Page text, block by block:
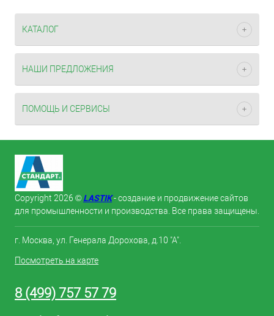
КАТАЛОГ
НАШИ ПРЕДЛОЖЕНИЯ
ПОМОЩЬ И СЕРВИСЫ
Copyright 2026 © LASTIK- создание и продвижение сайтов
для промышленности и производства. Все права защищены.
г. Москва, ул. Генерала Дорохова, д.10 "А".
Посмотреть на карте
8 (499) 757 57 79